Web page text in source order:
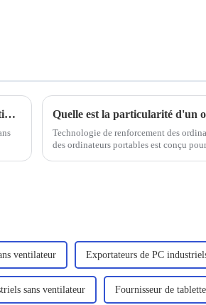
Les moniteurs tactiles classés IP67 relèvent le défi des bornes automatiques
Technologie de renforcement des
des ordinateurs portables est conçu
ventilateur Exportateurs de PC
sans ventilateur Fournisseur de